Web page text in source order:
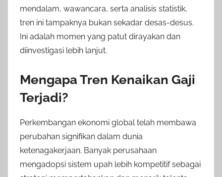
mendalam, wawancara, serta analisis statistik,
tren ini tampaknya bukan sekadar desas-desus.
Ini adalah momen yang patut dirayakan dan
diinvestigasi lebih lanjut.
Mengapa Tren Kenaikan Gaji
Terjadi?
Perkembangan ekonomi global telah membawa
perubahan signifikan dalam dunia
ketenagakerjaan. Banyak perusahaan
mengadopsi sistem upah lebih kompetitif sebagai